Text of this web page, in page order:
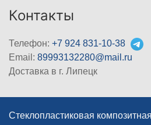
Контакты
Телефон: +7 924 831-10-38
Email: 89993132280@mail.ru
Доставка в г. Липецк
Стеклопластиковая